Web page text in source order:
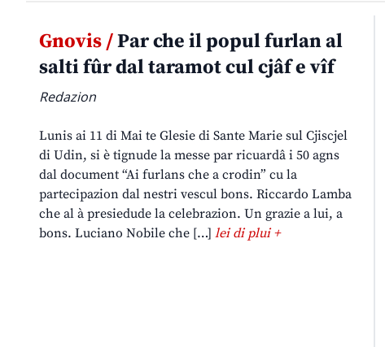
Gnovis /Par che il popul furlan al
salti fûr dal taramot cul cjâf e vîf
Redazion
Lunis ai 11 di Mai te Glesie di Sante Marie sul Cjiscjel
di Udin, si è tignude la messe par ricuardâ i 50 agns
dal document “Ai furlans che a crodin” cu la
partecipazion dal nestri vescul bons. Riccardo Lamba
che al à presiedude la celebrazion. Un grazie a lui, a
bons. Luciano Nobile che […] lei di plui +